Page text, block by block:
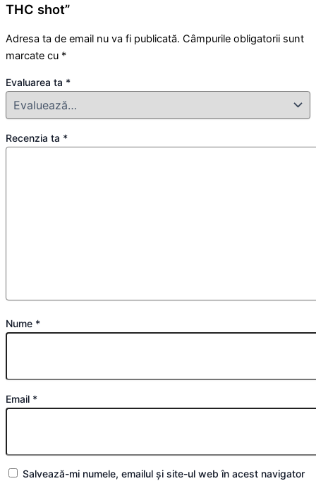
THC shot”
Adresa ta de email nu va fi publicată. Câmpurile obligatorii sunt
marcate cu *
Evaluarea ta *
Recenzia ta *
Nume *
Email *
Salvează-mi numele, emailul și site-ul web în acest navigator